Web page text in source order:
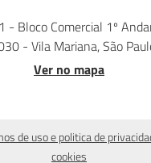
- Bloco Comercial 1º
- Vila Mariana, São
Ver no mapa
de uso e politica de
cookies